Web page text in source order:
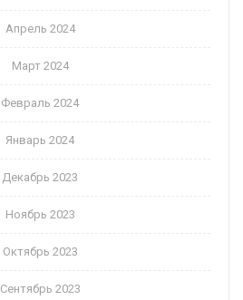
Апрель 2024
Март 2024
Февраль 2024
Январь 2024
Декабрь 2023
Ноябрь 2023
Октябрь 2023
Сентябрь 2023